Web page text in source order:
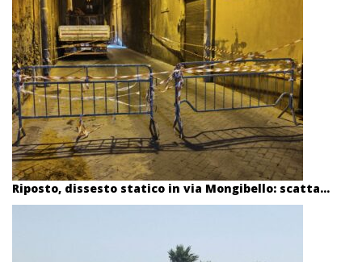
Riposto, dissesto statico in via Mongibello: scatta...